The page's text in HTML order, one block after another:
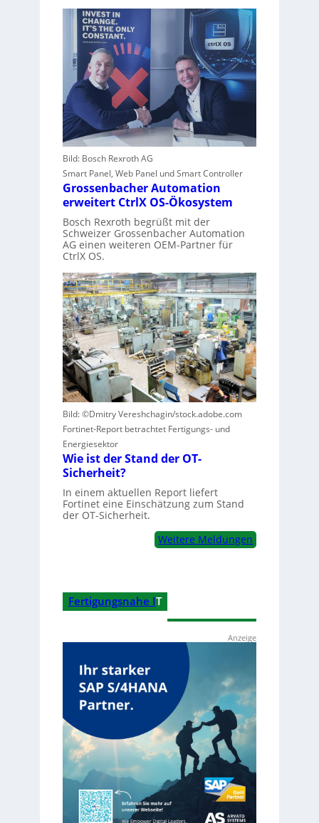
Bild: Bosch Rexroth AG
Smart Panel, Web Panel und Smart Controller
Grossenbacher Automation
erweitert CtrlX OS-Ökosystem
Bosch Rexroth begrüßt mit der
Schweizer Grossenbacher Automation
AG einen weiteren OEM-Partner für
CtrlX OS.
Bild: ©Dmitry Vereshchagin/stock.adobe.com
Fortinet-Report betrachtet Fertigungs- und
Energiesektor
Wie ist der Stand der OT-
Sicherheit?
In einem aktuellen Report liefert
Fortinet eine Einschätzung zum Stand
der OT-Sicherheit.
Weitere Meldungen
Fertigungsnahe IT
Anzeige